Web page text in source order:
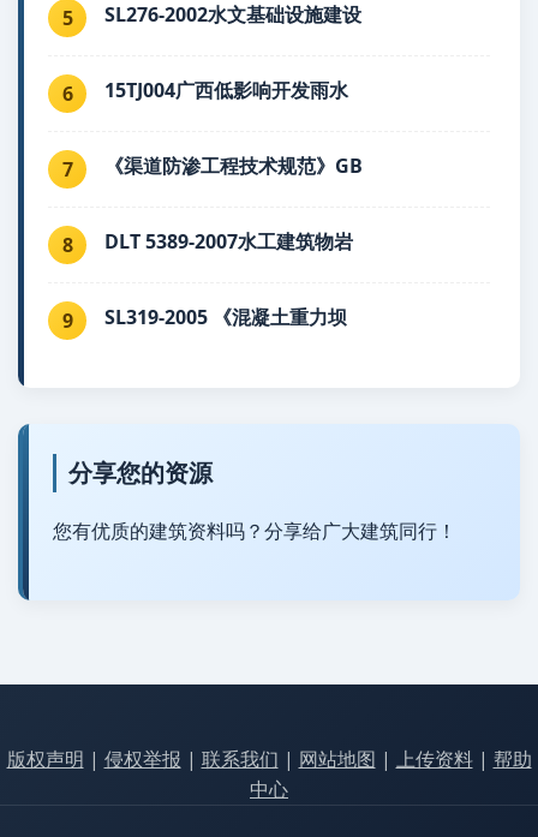
5 SL276-2002水文基础设施建设
6 15TJ004广西低影响开发雨水
7 《渠道防渗工程技术规范》GB
8 DLT 5389-2007水工建筑物岩
9 SL319-2005 《混凝土重力坝
分享您的资源
您有优质的建筑资料吗？分享给广大建筑同行！
版权声明 | 侵权举报 | 联系我们 | 网站地图 | 上传资料| 帮助
中心